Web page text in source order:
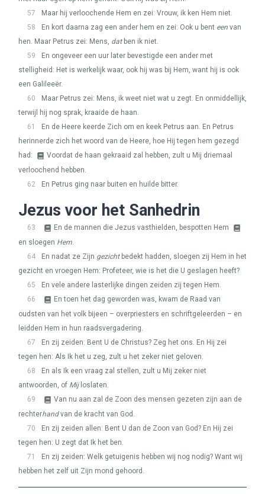
57
Maar hij verloochende Hem en zei: Vrouw, ik ken Hem niet.
58
En kort daarna zag een ander hem en zei: Ook u bent een van
hen. Maar Petrus zei: Mens, datben ik niet.
59
En ongeveer een uur later bevestigde een ander met
stelligheid: Het is werkelijk waar, ook hij was bij Hem, want hij is ook
een Galileeër.
60
Maar Petrus zei: Mens, ik weet niet wat u zegt. En onmiddellijk,
terwijl hij nog sprak, kraaide de haan.
61
En de Heere keerde Zich om en keek Petrus aan. En Petrus
herinnerde zich het woord van de Heere, hoe Hij tegen hem gezegd
had:
Voordat de haan gekraaid zal hebben, zult u Mij driemaal
verloochend hebben.
62
En Petrus ging naar buiten en huilde bitter.
Jezus voor het Sanhedrin
63
En de mannen die Jezus vasthielden, bespotten Hem
en sloegen Hem.
64
En nadat ze Zijn gezichtbedekt hadden, sloegen zij Hem in het
gezicht en vroegen Hem: Profeteer, wie is het die U geslagen heeft?
65
En vele andere lasterlijke dingen zeiden zij tegen Hem.
66
En toen het dag geworden was, kwam de Raad van
oudsten van het volk bijeen – overpriesters en schriftgeleerden – en
leidden Hem in hun raadsvergadering.
67
En zij zeiden: Bent U de Christus? Zeg het ons. En Hij zei
tegen hen: Als Ik het u zeg, zult u het zeker niet geloven.
68
En als Ik een vraag zal stellen, zult u Mij zeker niet
antwoorden, of Mijloslaten.
69
Van nu aan zal de Zoon des mensen gezeten zijn aan de
rechterhandvan de kracht van God.
70
En zij zeiden allen: Bent U dan de Zoon van God? En Hij zei
tegen hen: U zegt dat Ik het ben.
71
En zij zeiden: Welk getuigenis hebben wij nog nodig? Want wij
hebben het zelf uit Zijn mond gehoord.